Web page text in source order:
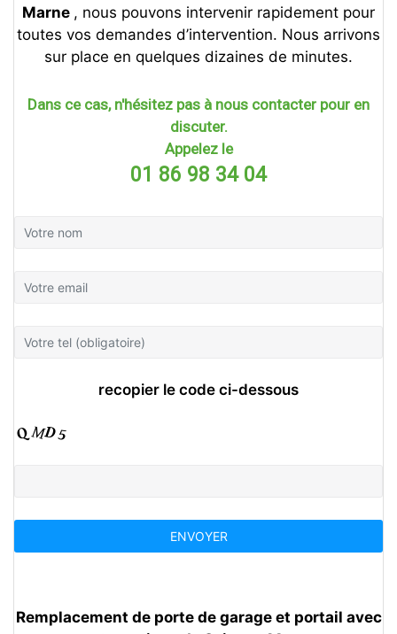
Marne , nous pouvons intervenir rapidement pour
toutes vos demandes d’intervention. Nous arrivons
sur place en quelques dizaines de minutes.
Dans ce cas, n'hésitez pas à nous contacter pour en
discuter.
Appelez le
01 86 98 34 04
recopier le code ci-dessous
Remplacement de porte de garage et portail avec